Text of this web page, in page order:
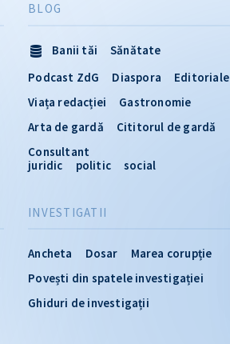
INVESTIGATII
Ancheta Dosar
Marea corupție
Povești din spatele investigației
Ghiduri de investigații
BLOG
Banii tăi
Sănătate
Podcast ZdG
Diaspora
Editoriale
Viața redacției
Gastronomie
Arta de gardă
Cititorul de gardă
Consultant
juridic
politic social